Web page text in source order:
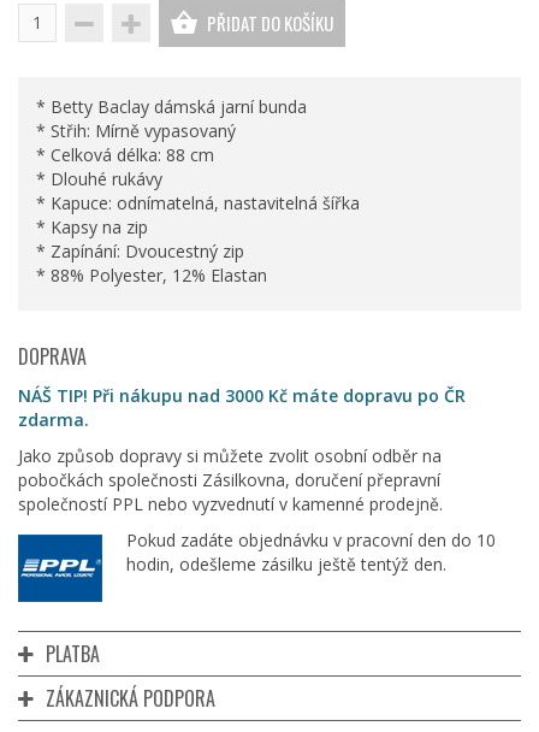
PŘIDAT DO KOŠÍKU
* Betty Baclay dámská jarní bunda
* Střih: Mírně vypasovaný
* Celková délka: 88 cm
* Dlouhé rukávy
* Kapuce: odnímatelná, nastavitelná šířka
* Kapsy na zip
* Zapínání: Dvoucestný zip
* 88% Polyester, 12% Elastan
DOPRAVA
NÁŠ TIP! Při nákupu nad 3000 Kč máte dopravu po ČR
zdarma.
Jako způsob dopravy si můžete zvolit osobní odběr na
pobočkách společnosti Zásilkovna, doručení přepravní
společností PPL nebo vyzvednutí v kamenné prodejně.
Pokud zadáte objednávku v pracovní den do 10
hodin, odešleme zásilku ještě tentýž den.
PLATBA
ZÁKAZNICKÁ PODPORA